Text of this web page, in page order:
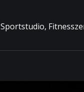
Sportstudio,